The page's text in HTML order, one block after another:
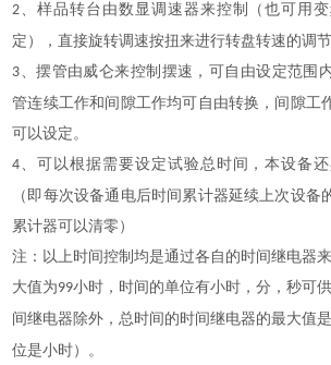
2、样品转台由数显调速器来控制（也可用
定），直接旋转调速按扭来进行转盘转速的调节
3、摆管由威仑来控制摆速，可自由设定范围
管连续工作和间隙工作均可自由转换，间隙工
可以设定。
4、可以根据需要设定试验总时间，本设备还
（即每次设备通电后时间累计器延续上次设备
累计器可以清零）
注：以上时间控制均是通过各自的时间继电器
大值为99小时，时间的单位有小时，分，秒可
间继电器除外，总时间的时间继电器的最大值是
位是小时）。